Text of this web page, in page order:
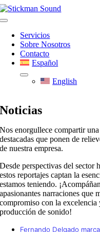
Skip
to
Toggle
NavigationServicios
Sobre Nosotros
Contacto
Español
English
Noticias
Nos enorgullece compartir
destacadas que ponen de
de nuestra empresa.
Desde perspectivas del sector
estos reportajes captan la
estamos teniendo.
apasionantes narraciones que
compromiso con la
producción de sonido!
Fernando Delgado